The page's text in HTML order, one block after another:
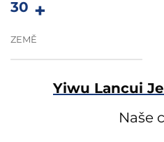
30 +
ZEMĚ
Yiwu Lancui
Naše